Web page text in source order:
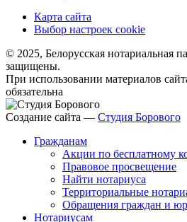
Карта сайта
Выбор настроек cookie
© 2025, Белорусская нотариальная
защищены.
При использовании материалов
обязательна
Создание сайта — Студия Борового
Гражданам
Акции по бесплатному
Правовое просвещение
Найти нотариуса
Территориальные
Обращения граждан и
Нотариусам